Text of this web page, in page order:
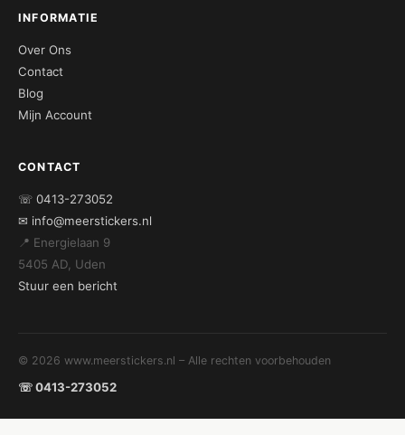
INFORMATIE
Over Ons
Contact
Blog
Mijn Account
CONTACT
☏ 0413-273052
✉ info@meerstickers.nl
📍 Energielaan 9
5405 AD, Uden
Stuur een bericht
© 2026 www.meerstickers.nl – Alle rechten voorbehouden
☏ 0413-273052